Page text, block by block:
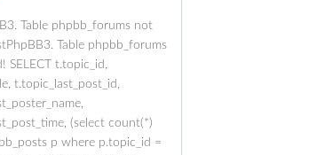
Table phpbb_forums not
Table phpbb_forums
SELECT t.topic_id,
t.topic_last_post_id,
(select count(*)
p where p.topic_id =